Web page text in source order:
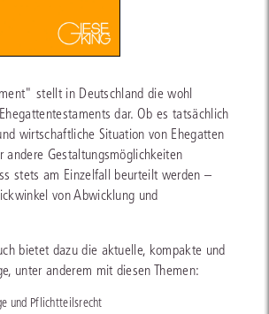
stellt in Deutschland die wohl
dar. Ob es tatsächlich
wirtschaftliche Situation von Ehegatten
andere Gestaltungsmöglichkeiten
stets am Einzelfall beurteilt werden –
von Abwicklung und
bietet dazu die aktuelle, kompakte und
unter anderem mit diesen Themen:
und Pflichtteilsrecht